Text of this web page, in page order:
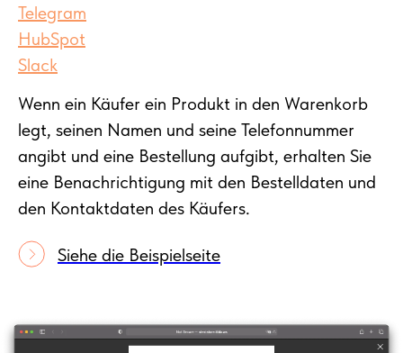
Telegram
HubSpot
Slack
Wenn ein Käufer ein Produkt in den Warenkorb
legt, seinen Namen und seine Telefonnummer
angibt und eine Bestellung aufgibt, erhalten Sie
eine Benachrichtigung mit den Bestelldaten und
den Kontaktdaten des Käufers.
Siehe die Beispielseite